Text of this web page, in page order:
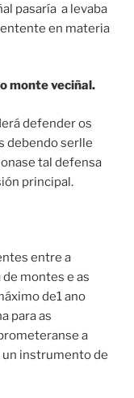
pasaría a levaba
en materia
monte veciñal.
defender os
debendo serlle
tal defensa
principal.
entre a
montes e as
de1 ano
para as
a
instrumento de